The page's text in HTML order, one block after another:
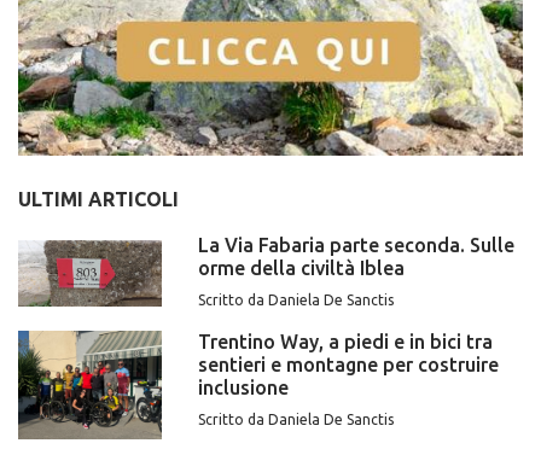
ULTIMI ARTICOLI
La Via Fabaria parte seconda. Sulle
orme della civiltà Iblea
Scritto da Daniela De Sanctis
Trentino Way, a piedi e in bici tra
sentieri e montagne per costruire
inclusione
Scritto da Daniela De Sanctis